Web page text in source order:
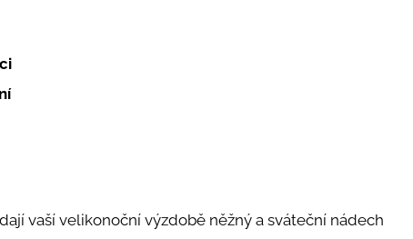
vaší velikonoční výzdobě něžný a sváteční nádech